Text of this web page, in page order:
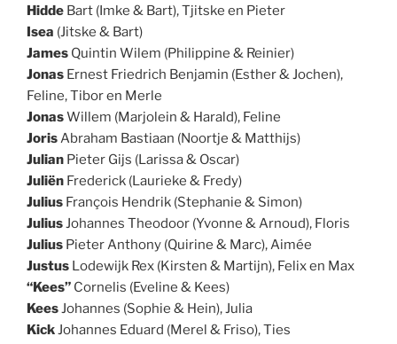
Hidde Bart (Imke & Bart), Tjitske en Pieter
Isea (Jitske & Bart)
James Quintin Wilem (Philippine & Reinier)
Jonas Ernest Friedrich Benjamin (Esther & Jochen),
Feline, Tibor en Merle
JonasWillem (Marjolein & Harald), Feline
JorisAbraham Bastiaan (Noortje & Matthijs)
Julian Pieter Gijs (Larissa & Oscar)
Juliën Frederick (Laurieke & Fredy)
Julius François Hendrik (Stephanie & Simon)
JuliusJohannes Theodoor (Yvonne & Arnoud), Floris
Julius Pieter Anthony (Quirine & Marc), Aimée
Justus Lodewijk Rex (Kirsten & Martijn), Felix en Max
“Kees” Cornelis (Eveline & Kees)
KeesJohannes (Sophie & Hein), Julia
KickJohannes Eduard (Merel & Friso), Ties